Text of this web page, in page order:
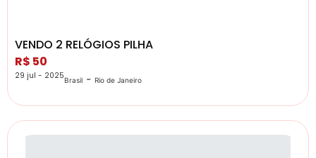
VENDO 2 RELÓGIOS PILHA
R$ 50
29 jul - 2025Brasil - Rio de Janeiro